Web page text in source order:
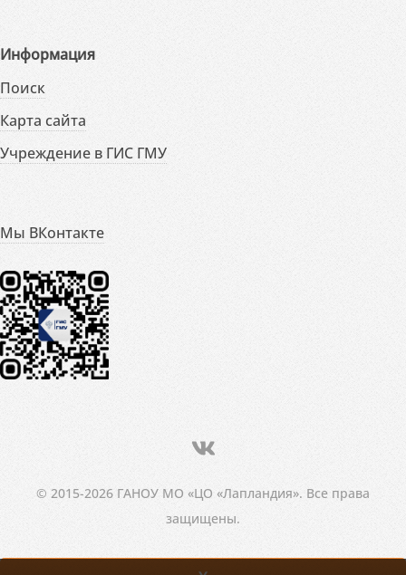
Информация
Поиск
Карта сайта
Учреждение в ГИС ГМУ
Мы ВКонтакте
© 2015-2026 ГАНОУ МО «ЦО «Лапландия». Все права
защищены.